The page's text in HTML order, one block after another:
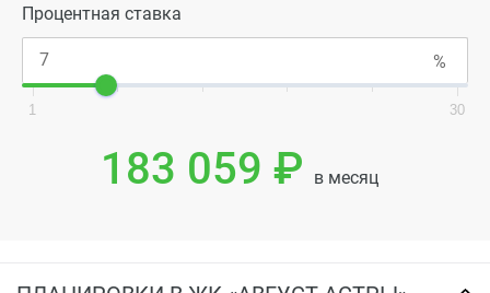
Процентная ставка
1 30
183 059 ₽ в месяц